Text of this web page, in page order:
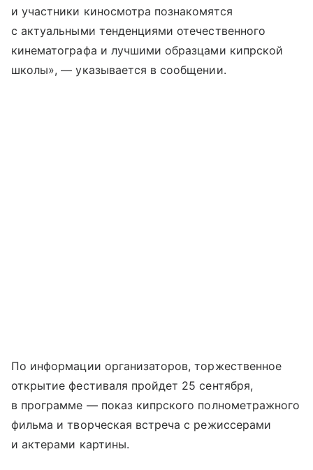
и участники киносмотра познакомятся
с актуальными тенденциями отечественного
кинематографа и лучшими образцами кипрской
школы», — указывается в сообщении.
По информации организаторов, торжественное
открытие фестиваля пройдет 25 сентября,
в программе — показ кипрского полнометражного
фильма и творческая встреча с режиссерами
и актерами картины.